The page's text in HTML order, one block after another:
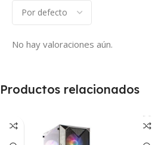
No hay valoraciones aún.
Productos relacionados